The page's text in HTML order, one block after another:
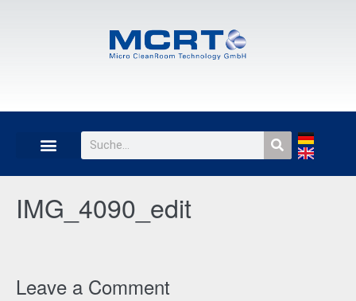
IMG_4090_edit
Leave a Comment